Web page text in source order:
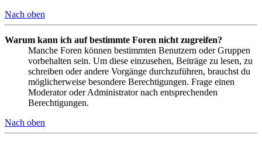
Nach oben
Warum kann ich auf bestimmte Foren nicht zugreifen?
Manche Foren können bestimmten Benutzern oder Gruppen
vorbehalten sein. Um diese einzusehen, Beiträge zu lesen, zu
schreiben oder andere Vorgänge durchzuführen, brauchst du
möglicherweise besondere Berechtigungen. Frage einen
Moderator oder Administrator nach entsprechenden
Berechtigungen.
Nach oben